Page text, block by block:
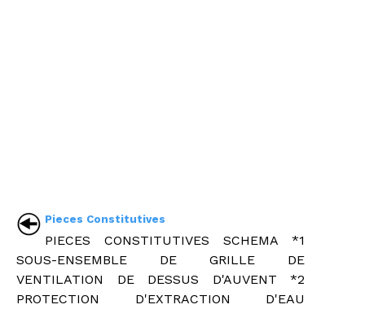
Pieces Constitutives
PIECES CONSTITUTIVES SCHEMA *1
SOUS-ENSEMBLE DE GRILLE DE
VENTILATION DE DESSUS D'AUVENT *2
PROTECTION D'EXTRACTION D'EAU